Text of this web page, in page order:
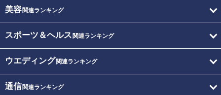
美容関連ランキング
スポーツ＆ヘルス 関連ランキング
ウエディング関連ランキング
通信関連ランキング